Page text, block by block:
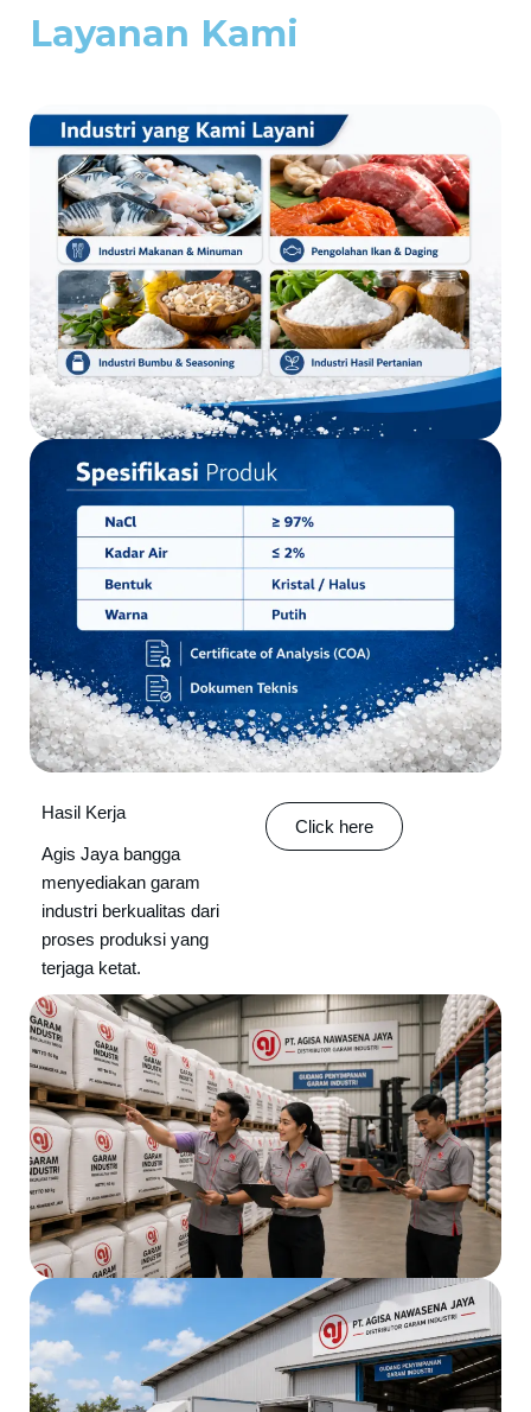
Layanan Kami
Hasil Kerja
Agis Jaya bangga
menyediakan garam
industri berkualitas dari
proses produksi yang
terjaga ketat.
Click here